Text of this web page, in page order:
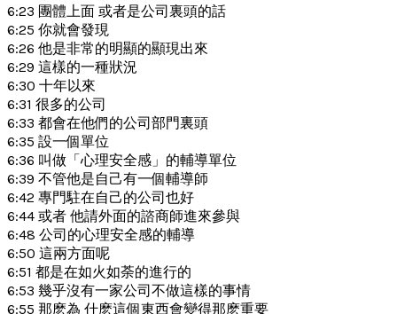
6:23 團體上面 或者是公司裏頭的話
6:25 你就會發現
6:26 他是非常的明顯的顯現出來
6:29 這樣的一種狀況
6:30 十年以來
6:31 很多的公司
6:33 都會在他們的公司部門裏頭
6:35 設一個單位
6:36 叫做「心理安全感」的輔導單位
6:39 不管他是自己有一個輔導師
6:42 專門駐在自己的公司也好
6:44 或者 他請外面的諮商師進來參與
6:48 公司的心理安全感的輔導
6:50 這兩方面呢
6:51 都是在如火如荼的進行的
6:53 幾乎沒有一家公司不做這樣的事情
6:55 那麽為 什麽這個東西會變得那麽重要